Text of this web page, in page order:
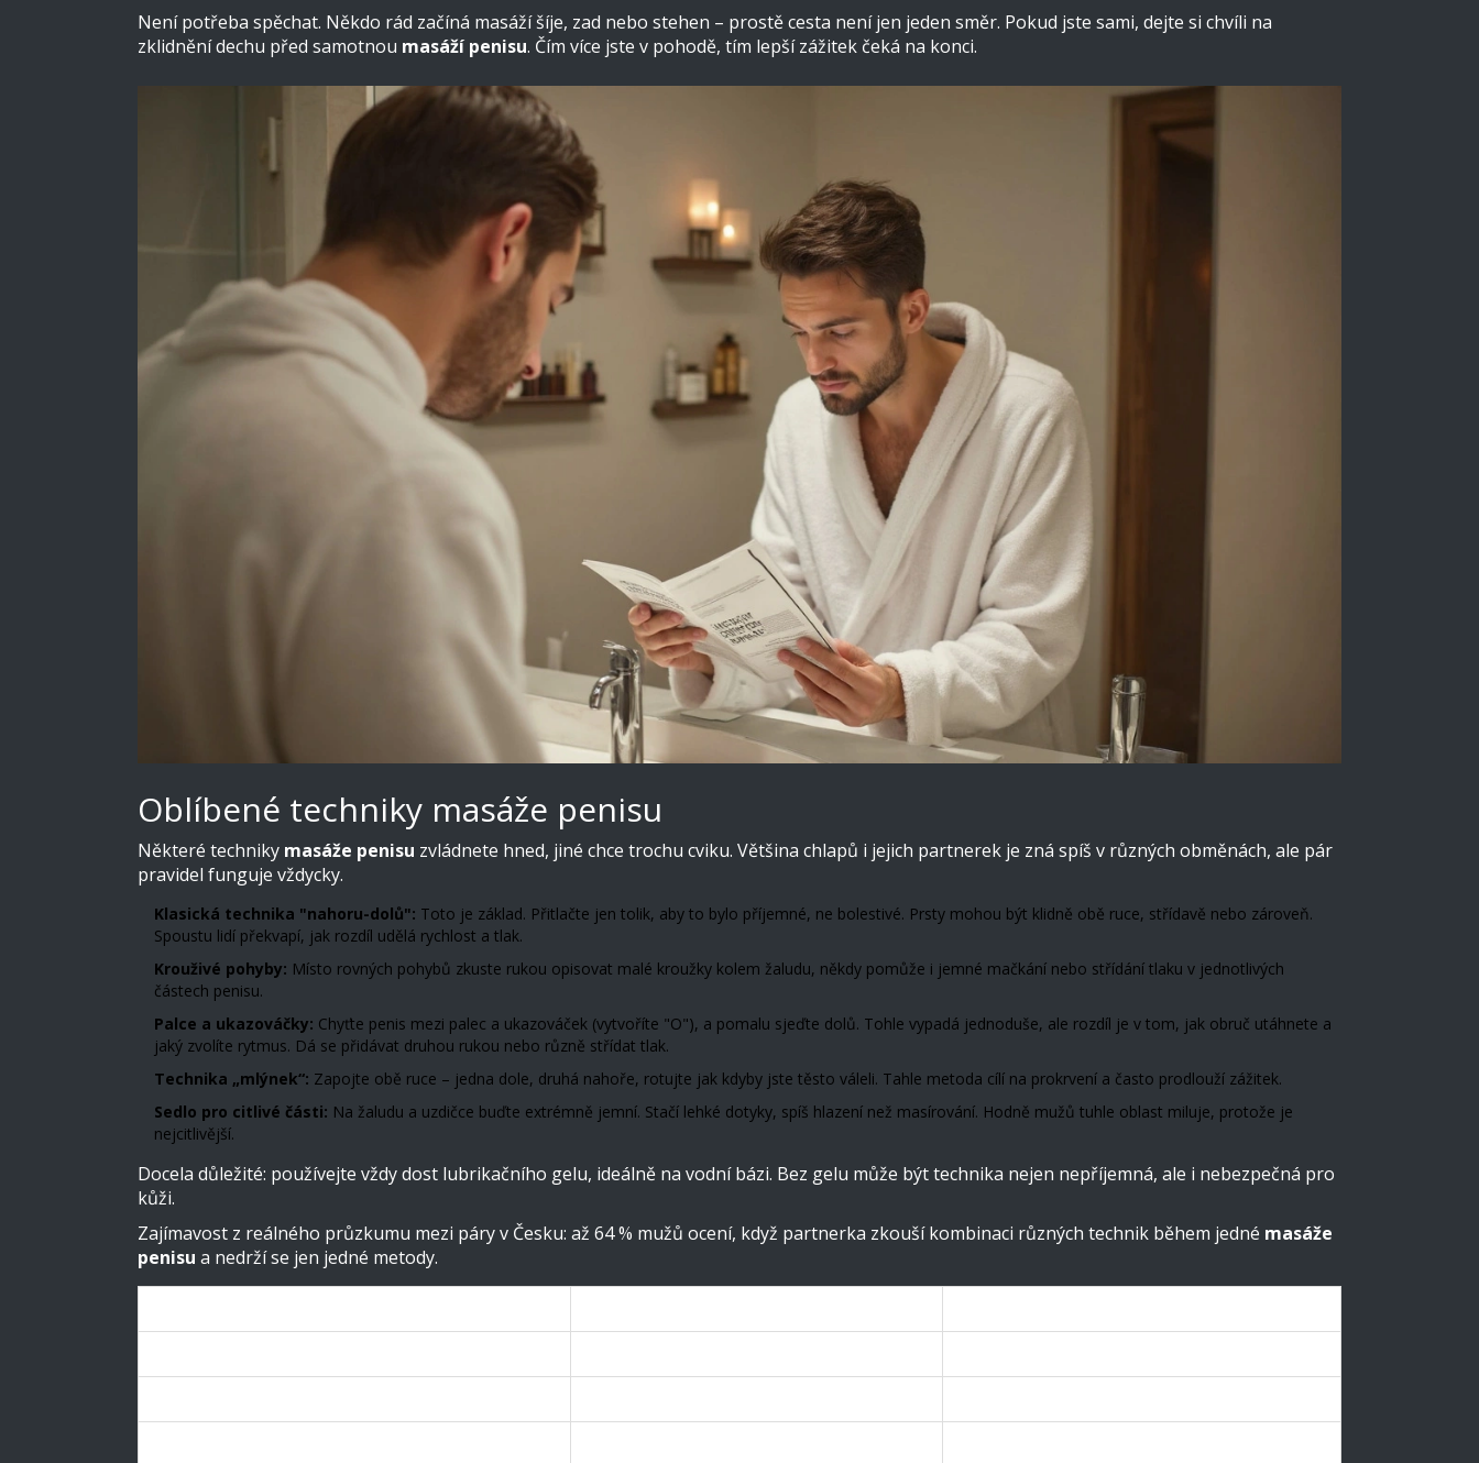
Není potřeba spěchat. Někdo rád začíná masáží šíje, zad nebo stehen – prostě cesta není jen jeden směr. Pokud jste sami, dejte si chvíli na
zklidnění dechu před samotnou masáží penisu. Čím více jste v pohodě, tím lepší zážitek čeká na konci.
Oblíbené techniky masáže penisu
Některé techniky masáže penisu zvládnete hned, jiné chce trochu cviku. Většina chlapů i jejich partnerek je zná spíš v různých obměnách, ale pár
pravidel funguje vždycky.
Klasická technika "nahoru-dolů": Toto je základ. Přitlačte jen tolik, aby to bylo příjemné, ne bolestivé. Prsty mohou být klidně obě ruce, střídavě nebo zároveň.
Spoustu lidí překvapí, jak rozdíl udělá rychlost a tlak.
Krouživé pohyby: Místo rovných pohybů zkuste rukou opisovat malé kroužky kolem žaludu, někdy pomůže i jemné mačkání nebo střídání tlaku v jednotlivých
částech penisu.
Palce a ukazováčky: Chyťte penis mezi palec a ukazováček (vytvoříte "O"), a pomalu sjeďte dolů. Tohle vypadá jednoduše, ale rozdíl je v tom, jak obruč utáhnete a
jaký zvolíte rytmus. Dá se přidávat druhou rukou nebo různě střídat tlak.
Technika „mlýnek“: Zapojte obě ruce – jedna dole, druhá nahoře, rotujte jak kdyby jste těsto váleli. Tahle metoda cílí na prokrvení a často prodlouží zážitek.
Sedlo pro citlivé části: Na žaludu a uzdičce buďte extrémně jemní. Stačí lehké dotyky, spíš hlazení než masírování. Hodně mužů tuhle oblast miluje, protože je
nejcitlivější.
Docela důležité: používejte vždy dost lubrikačního gelu, ideálně na vodní bázi. Bez gelu může být technika nejen nepříjemná, ale i nebezpečná pro
kůži.
Zajímavost z reálného průzkumu mezi páry v Česku: až 64 % mužů ocení, když partnerka zkouší kombinaci různých technik během jedné masáže
penisu a nedrží se jen jedné metody.